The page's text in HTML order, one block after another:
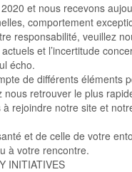
et nous recevons
comportement
responsabilité, veuillez
et l’incertitude
écho.
de différents éléments
retrouver le plus
à rejoindre notre site et
et de celle de votre
à votre rencontre.
INITIATIVES